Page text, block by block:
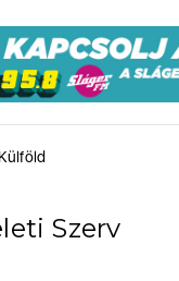
Külföld
Szerv